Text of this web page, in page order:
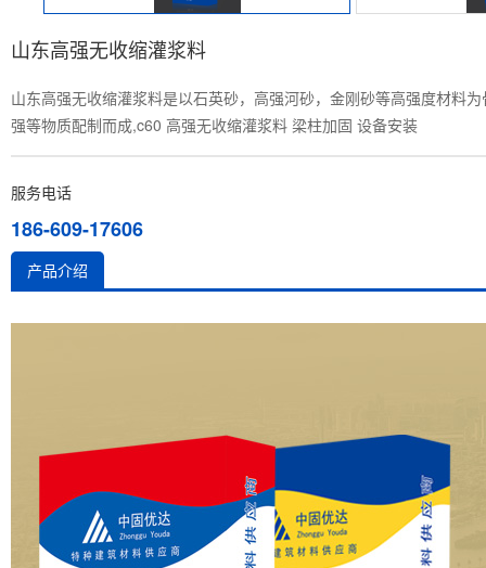
山东高强无收缩灌浆料
山东高强无收缩灌浆料是以石英砂，高强河砂，金刚砂等高强度材料
强等物质配制而成,c60 高强无收缩灌浆料 梁柱加固 设备安装
服务电话
186-609-17606
产品介绍